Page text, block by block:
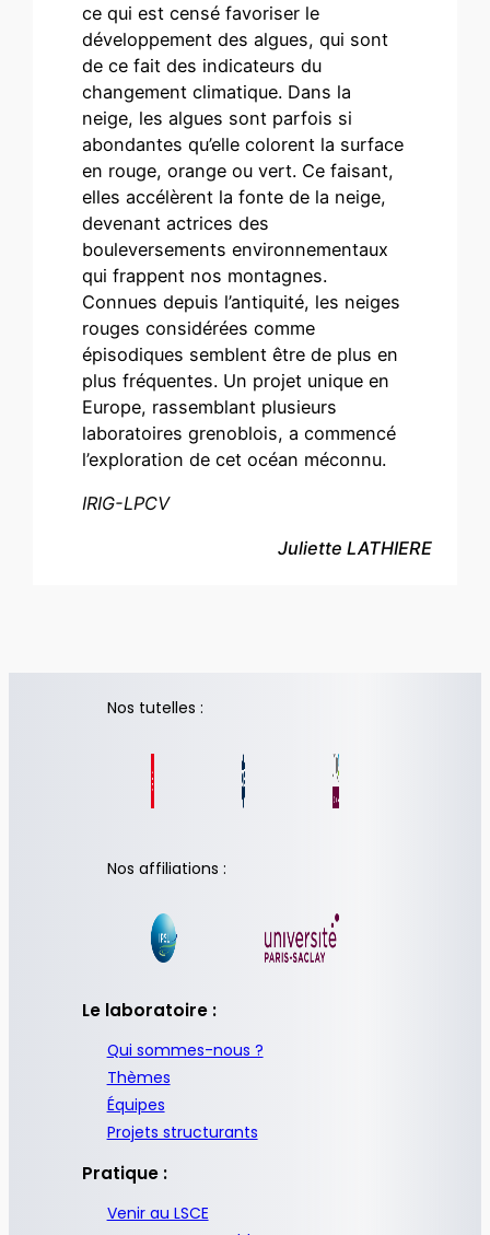
ce qui est censé favoriser le
développement des algues, qui sont
de ce fait des indicateurs du
changement climatique. Dans la
neige, les algues sont parfois si
abondantes qu’elle colorent la surface
en rouge, orange ou vert. Ce faisant,
elles accélèrent la fonte de la neige,
devenant actrices des
bouleversements environnementaux
qui frappent nos montagnes.
Connues depuis l’antiquité, les neiges
rouges considérées comme
épisodiques semblent être de plus en
plus fréquentes. Un projet unique en
Europe, rassemblant plusieurs
laboratoires grenoblois, a commencé
l’exploration de cet océan méconnu.
IRIG-LPCV
Juliette LATHIERE
Nos tutelles :
Nos affiliations :
Le laboratoire :
Qui sommes-nous ?
Thèmes
Équipes
Projets structurants
Pratique :
Venir au LSCE